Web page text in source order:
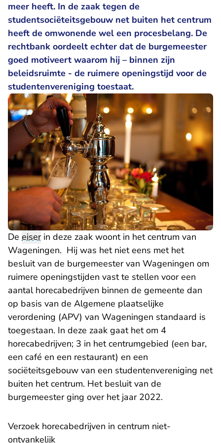
meer heeft. In de zaak tegen de
studentsociëteitsgebouw net buiten het centrum
heeft de omwonende wel een procesbelang. De
rechtbank oordeelt echter dat de burgemeester
goed motiveert waarom hij – binnen zijn
beleidsruimte - de ruimere openingstijd voor de
studentenvereniging toestaat.
De eiserin deze zaak woont in het centrum van
Wageningen. Hij was het niet eens met het
besluit van de burgemeester van Wageningen om
ruimere openingstijden vast te stellen voor een
aantal horecabedrijven binnen de gemeente dan
op basis van de Algemene plaatselijke
verordening (APV) van Wageningen standaard is
toegestaan. In deze zaak gaat het om 4
horecabedrijven; 3 in het centrumgebied (een bar,
een café en een restaurant) en een
sociëteitsgebouw van een studentenvereniging net
buiten het centrum. Het besluit van de
burgemeester ging over het jaar 2022.
Verzoek horecabedrijven in centrum niet-
ontvankelijk